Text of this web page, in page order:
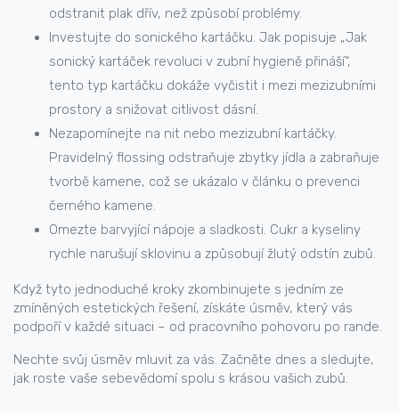
odstranit plak dřív, než způsobí problémy.
Investujte do sonického kartáčku. Jak popisuje „Jak
sonický kartáček revoluci v zubní hygieně přináší“,
tento typ kartáčku dokáže vyčistit i mezi mezizubními
prostory a snižovat citlivost dásní.
Nezapomínejte na nit nebo mezizubní kartáčky.
Pravidelný flossing odstraňuje zbytky jídla a zabraňuje
tvorbě kamene, což se ukázalo v článku o prevenci
černého kamene.
Omezte barvyjící nápoje a sladkosti. Cukr a kyseliny
rychle narušují sklovinu a způsobují žlutý odstín zubů.
Když tyto jednoduché kroky zkombinujete s jedním ze
zmíněných estetických řešení, získáte úsměv, který vás
podpoří v každé situaci – od pracovního pohovoru po rande.
Nechte svůj úsměv mluvit za vás. Začněte dnes a sledujte,
jak roste vaše sebevědomí spolu s krásou vašich zubů.